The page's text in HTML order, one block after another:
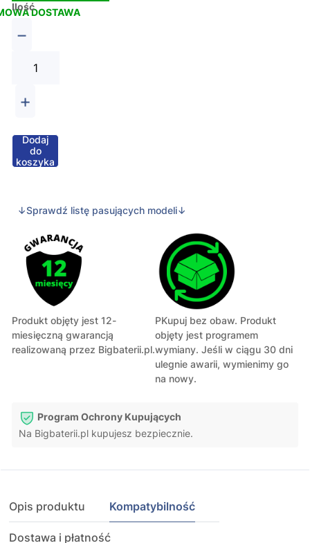
DOSTAWA
Ilość
−
+
Dodaj
do
koszyka
↓Sprawdź listę pasujących modeli↓
Produkt objęty jest 12-
miesięczną gwarancją
realizowaną przez Bigbaterii.pl.
PKupuj bez obaw. Produkt
objęty jest programem
wymiany. Jeśli w ciągu 30 dni
ulegnie awarii, wymienimy go
na nowy.
Program Ochrony Kupujących
Na Bigbaterii.pl kupujesz bezpiecznie.
Opis produktu Kompatybilność
Dostawa i płatność